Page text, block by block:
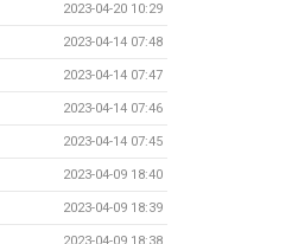
2023-04-20 10:29
2023-04-14 07:48
2023-04-14 07:47
2023-04-14 07:46
2023-04-14 07:45
2023-04-09 18:40
2023-04-09 18:39